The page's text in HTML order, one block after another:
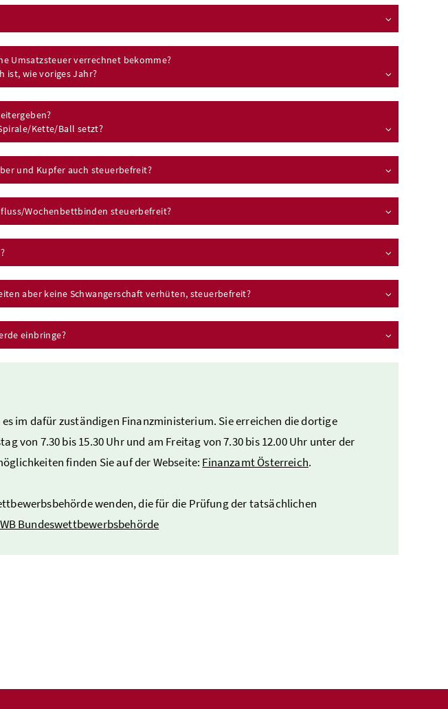
Umsatzsteuer verrechnet bekomme?
ist, wie voriges Jahr?
Kette/Ball setzt?
und Kupfer auch steuerbefreit?
Wochenbettbinden steuerbefreit?
aber keine Schwangerschaft verhüten, steuerbefreit?
einbringe?
im dafür zuständigen Finanzministerium. Sie erreichen die dortige
von 7.30 bis 15.30 Uhr und am Freitag von 7.30 bis 12.00 Uhr unter der
finden Sie auf der Webseite: Finanzamt Österreich.
wenden, die für die Prüfung der tatsächlichen
Bundeswettbewerbsbehörde